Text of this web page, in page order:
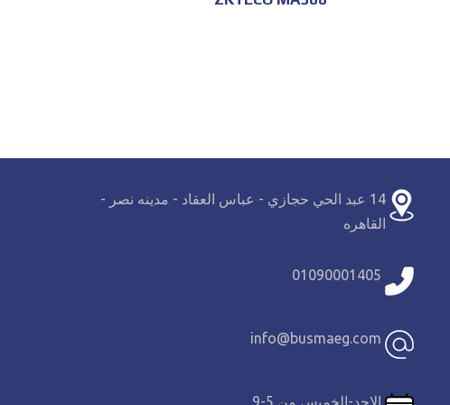
14 عبد الحي حجازي - عباس العقاد - مدينه نصر -
القاهره
01090001405
info@busmaeg.com
الاحد-الخميس من 5-9